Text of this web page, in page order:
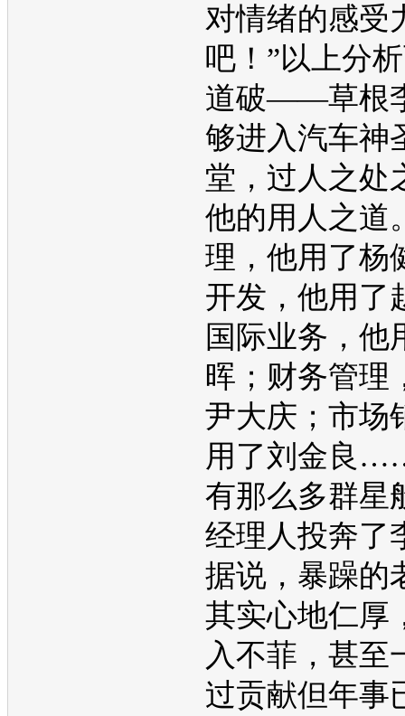
对情绪的感受
吧！”以上分
道破——草根
够进入汽车神
堂，过人之处
他的用人之道
理，他用了杨
开发，他用了
国际业务，他
晖；财务管理
尹大庆；市场
用了刘金良
有那么多群星
经理人投奔了
据说，暴躁的
其实心地仁厚
入不菲，甚至
过贡献但年事